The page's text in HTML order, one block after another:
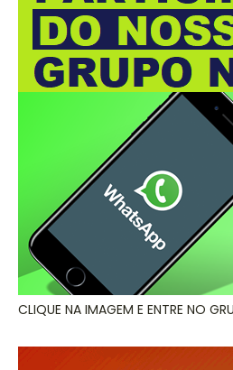
CLIQUE NA IMAGEM E ENTRE NO